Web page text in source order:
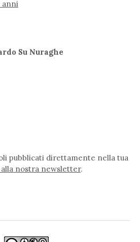
anni
Su Nuraghe
pubblicati direttamente nella tua
nostra newsletter.